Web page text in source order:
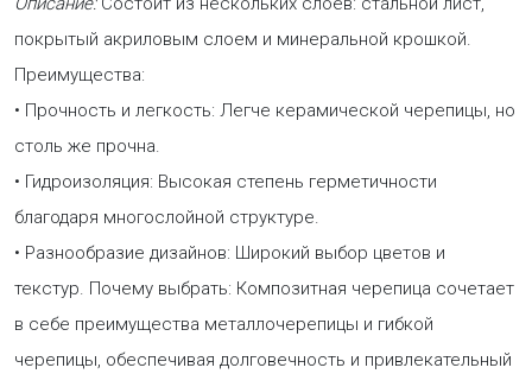
покрытый акриловым слоем и минеральной крошкой.
Преимущества:
• Прочность и легкость: Легче керамической черепицы, но
столь же прочна.
• Гидроизоляция: Высокая степень герметичности
благодаря многослойной структуре.
• Разнообразие дизайнов: Широкий выбор цветов и
текстур. Почему выбрать: Композитная черепица сочетает
в себе преимущества металлочерепицы и гибкой
черепицы, обеспечивая долговечность и привлекательный